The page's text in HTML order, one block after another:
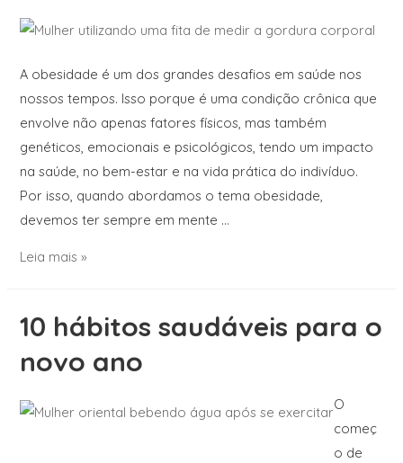
A obesidade é um dos grandes desafios em saúde nos
nossos tempos. Isso porque é uma condição crônica que
envolve não apenas fatores físicos, mas também
genéticos, emocionais e psicológicos, tendo um impacto
na saúde, no bem-estar e na vida prática do indivíduo.
Por isso, quando abordamos o tema obesidade,
devemos ter sempre em mente …
Leia mais »
10 hábitos saudáveis para o
novo ano
O
começ
o de